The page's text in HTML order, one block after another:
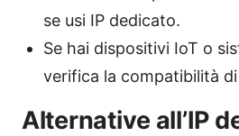
se usi IP dedicato.
Se hai dispositivi IoT o
verifica la compatibilità
Alternative all’IP